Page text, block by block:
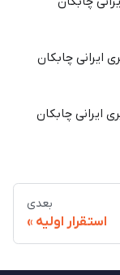
بعدی
استقرار اولیه